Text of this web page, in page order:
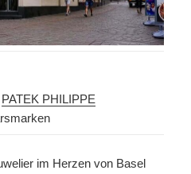
PATEK PHILIPPE
im Herzen von Basel